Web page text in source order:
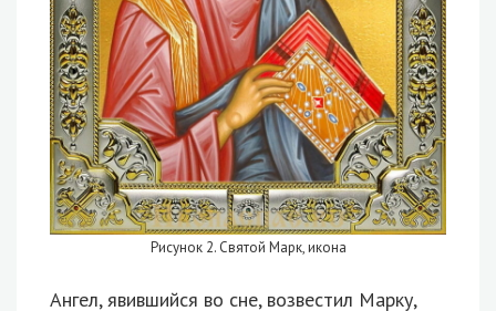
Рисунок 2. Святой Марк, икона
Ангел, явившийся во сне, возвестил Марку,